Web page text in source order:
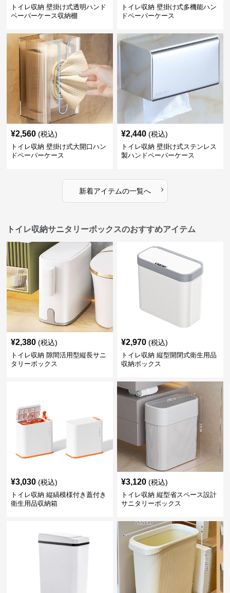
トイレ収納 壁掛け式透明ハンド
ペーパーケース収納棚
トイレ収納 壁掛け式多機能ハン
ドペーパーケース
¥2,560 (税込)
トイレ収納 壁掛け式大開口ハン
ドペーパーケース
¥2,440 (税込)
トイレ収納 壁掛け式ステンレス
製ハンドペーパーケース
新着アイテムの一覧へ ›
トイレ収納サニタリーボックスのおすすめアイテム
¥2,380 (税込)
トイレ収納 隙間活用型縦長サニ
タリーボックス
¥2,970 (税込)
トイレ収納 縦型開閉式衛生用品
収納ボックス
¥3,030 (税込)
トイレ収納 縦縞模様付き蓋付き
衛生用品収納箱
¥3,120 (税込)
トイレ収納 縦型省スペース設計
サニタリーボックス